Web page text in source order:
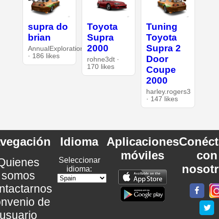
supra do
brian
AnnualExploration26
· 186 likes
Toyota
Supra
2000
rohne3dt ·
170 likes
Tuning
Toyota
Supra 2
Door
Coupe
2000
harley.rogers3
· 147 likes
somos
de
Idioma
Seleccionar
idioma:
Aplicaciones
móviles
con